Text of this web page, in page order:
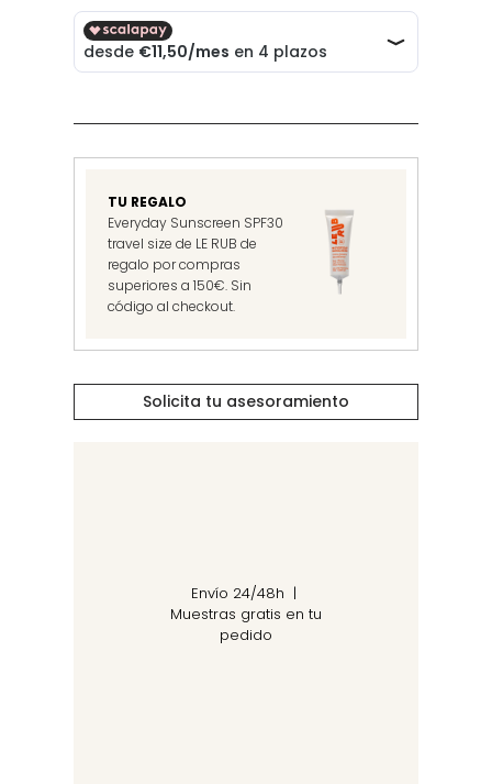
Scrub
Sage/Rosemary
Lavander
cantidad
TU REGALO
Everyday Sunscreen SPF30
travel size de LE RUB de
regalo por compras
superiores a 150€. Sin
código al checkout.
Solicita tu asesoramiento
Envío 24/48h |
Muestras gratis en tu
pedido